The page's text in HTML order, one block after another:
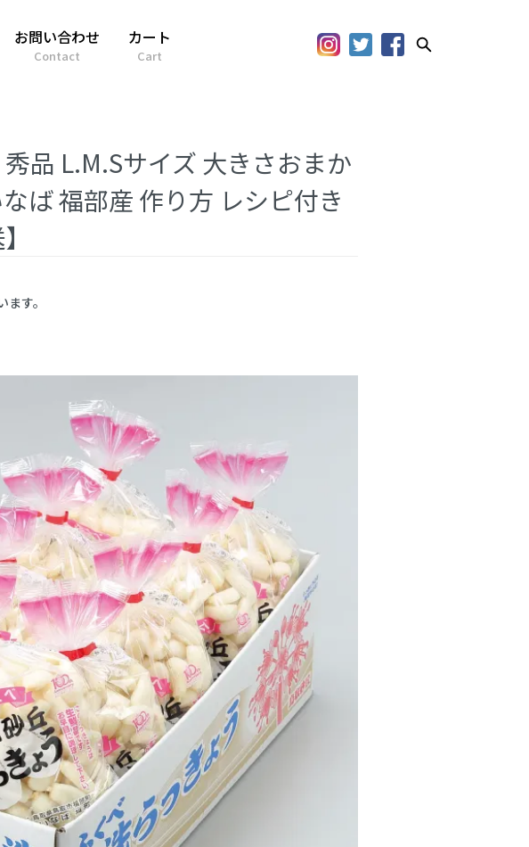
お問い合わせ
Contact
カート
Cart
品 L.M.Sサイズ 大きさおまか
ば 福部産 作り方 レシピ付き
す。